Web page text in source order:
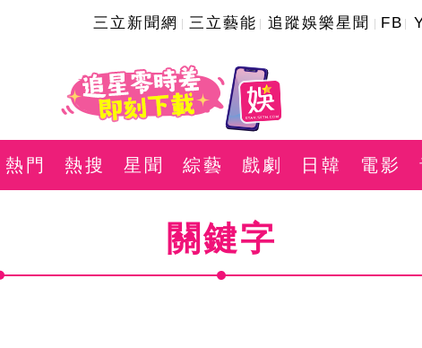
三立新聞網 三立藝能 追蹤娛樂星聞 FB
熱門 熱搜 星聞 綜藝 戲劇 日韓 電影
關鍵字